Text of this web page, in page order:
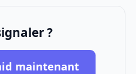
?
maintenant